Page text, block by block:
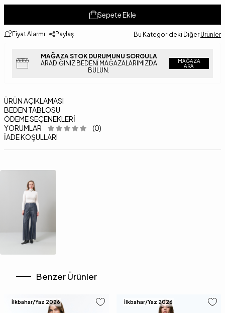
Sepete Ekle
Fiyat Alarmı Paylaş Bu Kategorideki Diğer Ürünler
MAĞAZA STOK DURUMUNU SORGULA
ARADIĞINIZ BEDENI MAĞAZALARIMIZDA
BULUN.
MAĞAZA
ARA
ÜRÜN AÇIKLAMASI
BEDEN TABLOSU
ÖDEME SEÇENEKLERI
YORUMLAR
(0)
İADE KOŞULLARI
Benzer Ürünler
İlkbahar/Yaz 2026 İlkbahar/Yaz 2026